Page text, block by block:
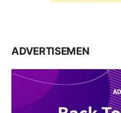
ADVERTISEMEN